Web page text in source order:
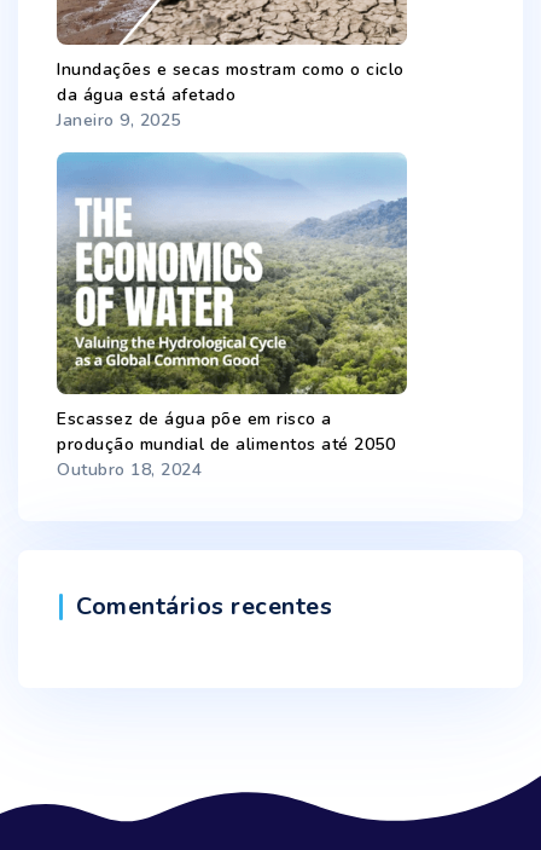
Inundações e secas mostram como o ciclo
da água está afetado
Janeiro 9, 2025
Escassez de água põe em risco a
produção mundial de alimentos até 2050
Outubro 18, 2024
Comentários recentes